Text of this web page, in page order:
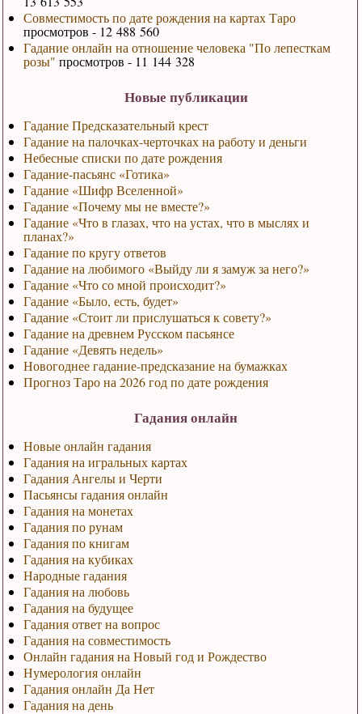
Совместимость по дате рождения на картах Таро
просмотров - 12 488 560
Гадание онлайн на отношение человека "По лепесткам
розы" просмотров - 11 144 328
Новые публикации
Гадание Предсказательный крест
Гадание на палочках-черточках на работу и деньги
Небесные списки по дате рождения
Гадание-пасьянс «Готика»
Гадание «Шифр Вселенной»
Гадание «Почему мы не вместе?»
Гадание «Что в глазах, что на устах, что в мыслях и
планах?»
Гадание по кругу ответов
Гадание на любимого «Выйду ли я замуж за него?»
Гадание «Что со мной происходит?»
Гадание «Было, есть, будет»
Гадание «Стоит ли прислушаться к совету?»
Гадание на древнем Русском пасьянсе
Гадание «Девять недель»
Новогоднее гадание-предсказание на бумажках
Прогноз Таро на 2026 год по дате рождения
Гадания онлайн
Новые онлайн гадания
Гадания на игральных картах
Гадания Ангелы и Черти
Пасьянсы гадания онлайн
Гадания на монетах
Гадания по рунам
Гадания по книгам
Гадания на кубиках
Народные гадания
Гадания на любовь
Гадания на будущее
Гадания ответ на вопрос
Гадания на совместимость
Онлайн гадания на Новый год и Рождество
Нумерология онлайн
Гадания онлайн Да Нет
Гадания на день